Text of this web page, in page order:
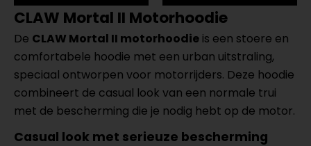
CLAW Mortal II Motorhoodie
De CLAW Mortal II motorhoodie is een stoere en
comfortabele hoodie met een urban uitstraling,
speciaal ontworpen voor motorrijders. Deze hoodie
combineert de casual look van een normale trui
met de bescherming die je nodig hebt op de motor.
Casual look met serieuze bescherming